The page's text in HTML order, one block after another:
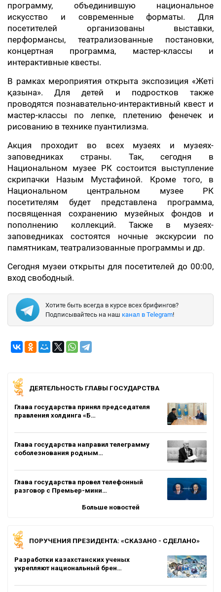
программу, объединившую национальное
искусство и современные форматы. Для
посетителей организованы выставки,
перформансы, театрализованные постановки,
концертная программа, мастер-классы и
интерактивные квесты.
В рамках мероприятия открыта экспозиция «Жеті
қазына». Для детей и подростков также
проводятся познавательно-интерактивный квест и
мастер-классы по лепке, плетению фенечек и
рисованию в технике пуантилизма.
Акция проходит во всех музеях и музеях-
заповедниках страны. Так, сегодня в
Национальном музее РК состоится выступление
скрипачки Назым Мустафиной. Кроме того, в
Национальном центральном музее РК
посетителям будет представлена программа,
посвященная сохранению музейных фондов и
пополнению коллекций. Также в музеях-
заповедниках состоятся ночные экскурсии по
памятникам, театрализованные программы и др.
Сегодня музеи открыты для посетителей до 00:00,
вход свободный.
Хотите быть всегда в курсе всех брифингов?
Подписывайтесь на наш канал в Telegram!
ДЕЯТЕЛЬНОСТЬ ГЛАВЫ ГОСУДАРСТВА
Глава государства принял председателя
правления холдинга «Б…
Глава государства направил телеграмму
соболезнования родным…
Глава государства провел телефонный
разговор с Премьер-мини…
Больше новостей
ПОРУЧЕНИЯ ПРЕЗИДЕНТА: «СКАЗАНО - СДЕЛАНО»
Разработки казахстанских ученых
укрепляют национальный брен…